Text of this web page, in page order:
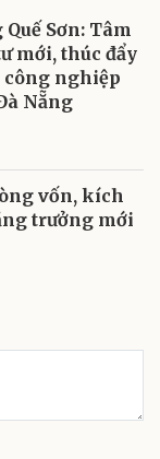
Sơn: Tâm
mới, thúc đẩy
nghiệp
Nẵng
vốn, kích
trưởng mới